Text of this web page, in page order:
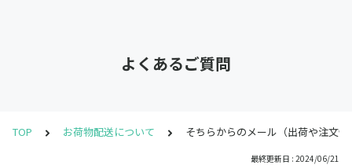
よくあるご質問
TOP お荷物配送について そちらからのメール（出荷や注文
最終更新日 : 2024/06/21